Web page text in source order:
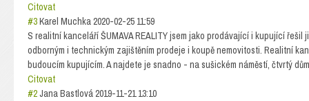
Citovat
#3Karel Muchka2020-02-25 11:59
S realitní kanceláří ŠUMAVA REALITY jsem jako prodávající i kupující
odborným i technickým zajištěním prodeje i koupě nemovitosti. Realitní
budoucím kupujícím. A najdete je snadno - na sušickém náměstí, čtvrtý
Citovat
#2Jana Bastlová2019-11-21 13:10